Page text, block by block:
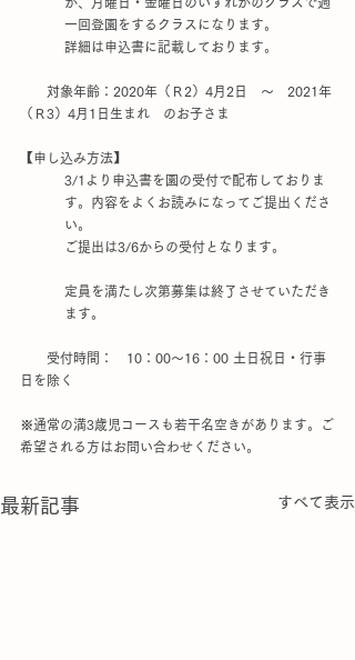
一回登園をするクラスになります。
詳細は申込書に記載しております。
対象年齢：2020年（Ｒ2）4月2日　～　2021年
（Ｒ3）4月1日生まれ　のお子さま
【申し込み方法】
3/1より申込書を園の受付で配布しておりま
す。内容をよくお読みになってご提出くださ
い。
ご提出は3/6からの受付となります。
定員を満たし次第募集は終了させていただき
ます。
受付時間：　10：00～16：00 土日祝日・行事
日を除く
※通常の満3歳児コースも若干名空きがあります。ご
希望される方はお問い合わせください。
最新記事 すべて表示